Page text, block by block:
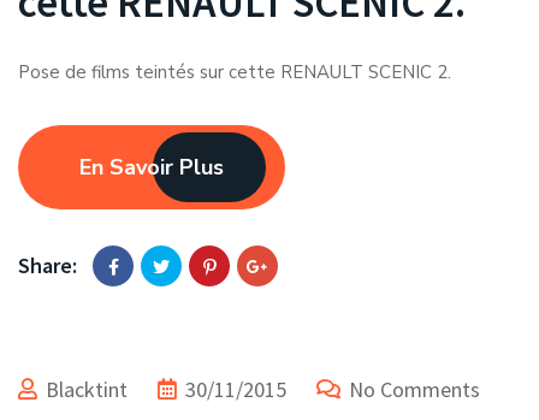
Pose de films teintés sur cette RENAULT SCENIC 2.
En Savoir Plus
Share:
Blacktint 30/11/2015 No Comments